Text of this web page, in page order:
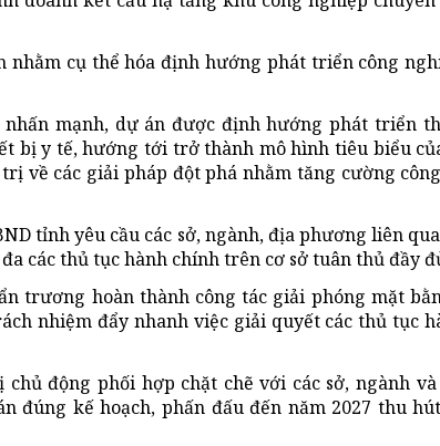
cụ thể hóa định hướng phát triển công
mạnh, dự án được định hướng phát triển
bị y tế, hướng tới trở thành mô hình tiêu biểu
về các giải pháp đột phá nhằm tăng cường
tỉnh yêu cầu các sở, ngành, địa phương liên
các thủ tục hành chính trên cơ sở tuân thủ đầy
trương hoàn thành công tác giải phóng mặt
nhiệm đẩy nhanh việc giải quyết các thủ tục
động phối hợp chặt chẽ với các sở, ngành
kế hoạch, phấn đấu đến năm 2027 thu